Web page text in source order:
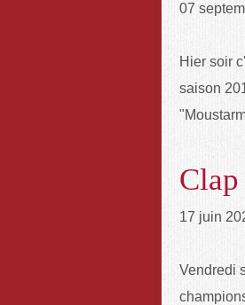
07
Hier soir
saison
17 juin
Vendredi